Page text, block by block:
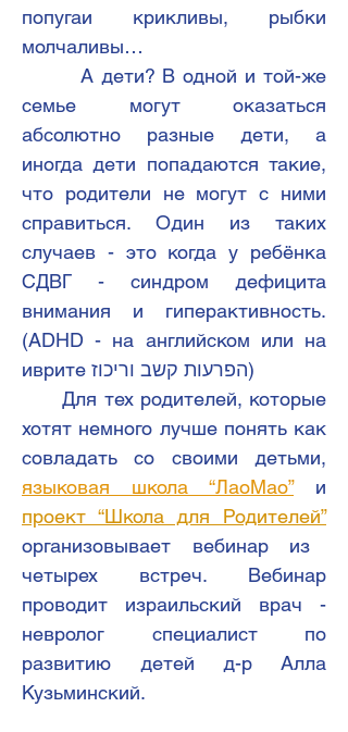
попугаи крикливы, рыбки
молчаливы…
А дети? В одной и той-же
семье могут оказаться
абсолютно разные дети, а
иногда дети попадаются такие,
что родители не могут с ними
справиться. Один из таких
случаев - это когда у ребёнка
СДВГ - синдром дефицита
внимания и гиперактивность.
(ADHD - на английском или на
иврите הפרעות קשב וריכוז)
Для тех родителей, которые
хотят немного лучше понять как
совладать со своими детьми,
языковая школа “ЛаоМао”и
проект “Школа для Родителей”
организовывает вебинар из
четырех встреч. Вебинар
проводит израильский врач -
невролог специалист по
развитию детей д-р Алла
Кузьминский.